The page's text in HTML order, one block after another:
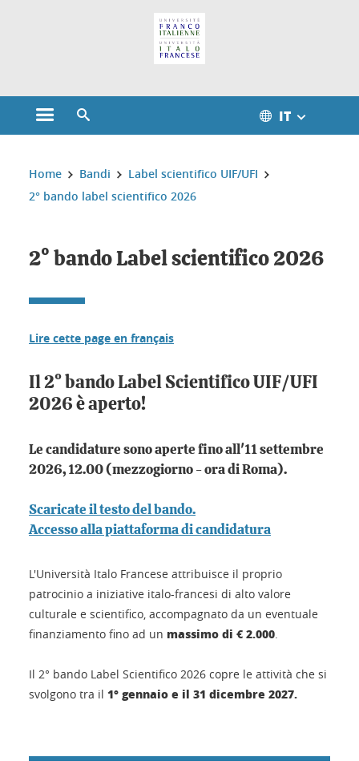
Aprire il menu principale IT
Sei qui:
Home Bandi
Label scientifico UIF/UFI
2° bando label scientifico 2026
2° bando Label scientifico 2026
Lire cette page en français
Il 2° bando Label Scientifico UIF/UFI
2026 è aperto!
Le candidature sono aperte fino all'11 settembre
2026, 12.00 (mezzogiorno - ora di Roma).
Scaricate il testo del bando.
Accesso alla piattaforma di candidatura
L'Università Italo Francese attribuisce il proprio
patrocinio a iniziative italo-francesi di alto valore
culturale e scientifico, accompagnato da un eventuale
finanziamento fino ad un massimo di € 2.000.
Il 2° bando Label Scientifico 2026 copre le attività che si
svolgono tra il 1° gennaio e il 31 dicembre 2027.